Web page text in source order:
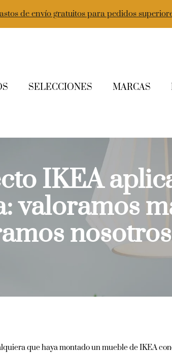
de envío gratuitos para pedidos
SELECCIONES MARCAS
IKEA
valoramos
que haya montado un mueble de IKEA